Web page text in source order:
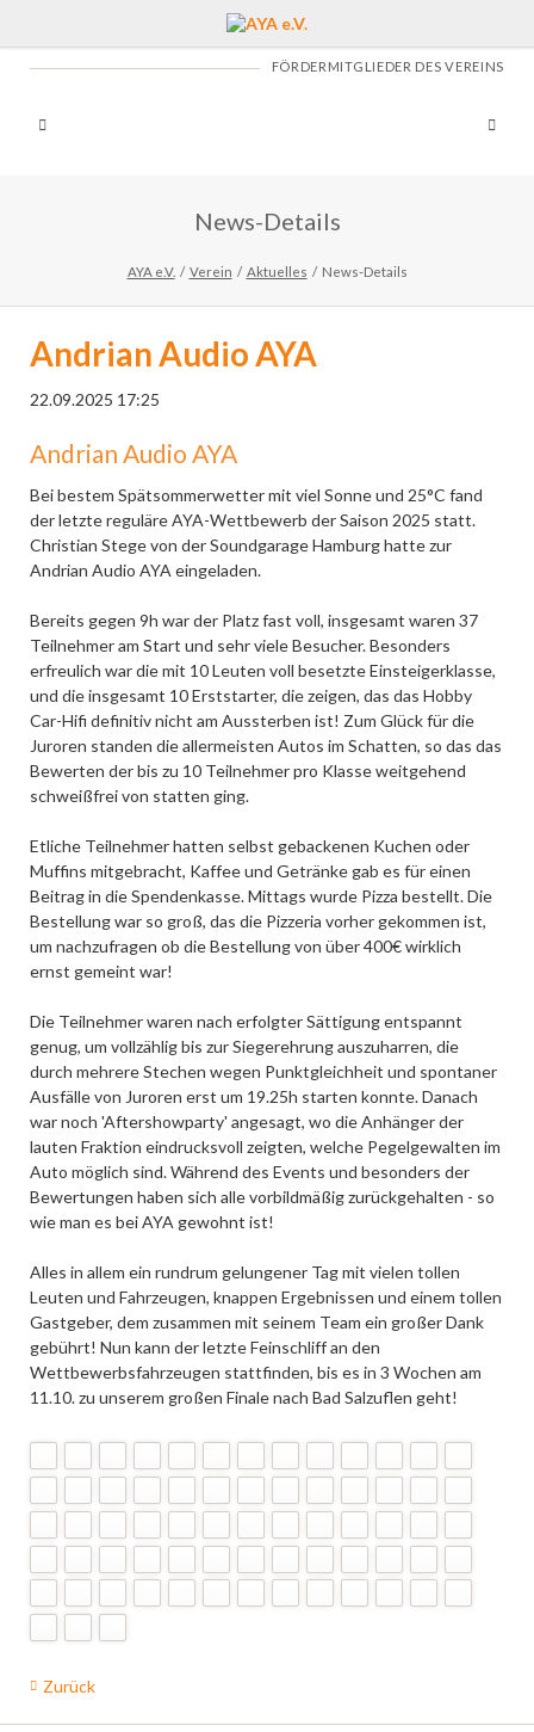
FÖRDERMITGLIEDER DES VEREINS
News-Details
AYA e.V. Verein Aktuelles News-Details
Andrian Audio AYA
22.09.2025 17:25
Andrian Audio AYA
Bei bestem Spätsommerwetter mit viel Sonne und 25°C fand
der letzte reguläre AYA-Wettbewerb der Saison 2025 statt.
Christian Stege von der Soundgarage Hamburg hatte zur
Andrian Audio AYA eingeladen.
Bereits gegen 9h war der Platz fast voll, insgesamt waren 37
Teilnehmer am Start und sehr viele Besucher. Besonders
erfreulich war die mit 10 Leuten voll besetzte Einsteigerklasse,
und die insgesamt 10 Erststarter, die zeigen, das das Hobby
Car-Hifi definitiv nicht am Aussterben ist! Zum Glück für die
Juroren standen die allermeisten Autos im Schatten, so das das
Bewerten der bis zu 10 Teilnehmer pro Klasse weitgehend
schweißfrei von statten ging.
Etliche Teilnehmer hatten selbst gebackenen Kuchen oder
Muffins mitgebracht, Kaffee und Getränke gab es für einen
Beitrag in die Spendenkasse. Mittags wurde Pizza bestellt. Die
Bestellung war so groß, das die Pizzeria vorher gekommen ist,
um nachzufragen ob die Bestellung von über 400€ wirklich
ernst gemeint war!
Die Teilnehmer waren nach erfolgter Sättigung entspannt
genug, um vollzählig bis zur Siegerehrung auszuharren, die
durch mehrere Stechen wegen Punktgleichheit und spontaner
Ausfälle von Juroren erst um 19.25h starten konnte. Danach
war noch 'Aftershowparty' angesagt, wo die Anhänger der
lauten Fraktion eindrucksvoll zeigten, welche Pegelgewalten im
Auto möglich sind. Während des Events und besonders der
Bewertungen haben sich alle vorbildmäßig zurückgehalten - so
wie man es bei AYA gewohnt ist!
Alles in allem ein rundrum gelungener Tag mit vielen tollen
Leuten und Fahrzeugen, knappen Ergebnissen und einem tollen
Gastgeber, dem zusammen mit seinem Team ein großer Dank
gebührt! Nun kann der letzte Feinschliff an den
Wettbewerbsfahrzeugen stattfinden, bis es in 3 Wochen am
11.10. zu unserem großen Finale nach Bad Salzuflen geht!
Zurück